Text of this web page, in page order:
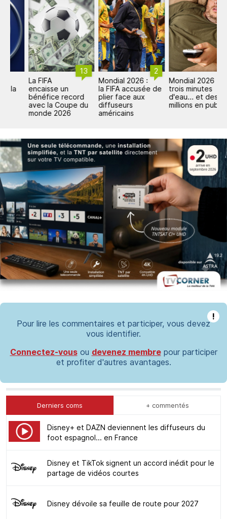
13
La FIFA
encaisse un
bénéfice record
avec la Coupe du
monde 2026
2
Mondial 2026 :
la FIFA accusée de
plier face aux
diffuseurs
américains
4
Mondial 2026 :
trois minutes
d'eau... et des
millions en pub
!
Pour lire les commentaires et participer, vous devez
vous identifier.
Connectez-vousou devenez membrepour participer
et profiter d'autres avantages.
Derniers coms + commentés
Disney+ et DAZN deviennent les diffuseurs du
foot espagnol... en France
Disney et TikTok signent un accord inédit pour le
partage de vidéos courtes
Disney dévoile sa feuille de route pour 2027